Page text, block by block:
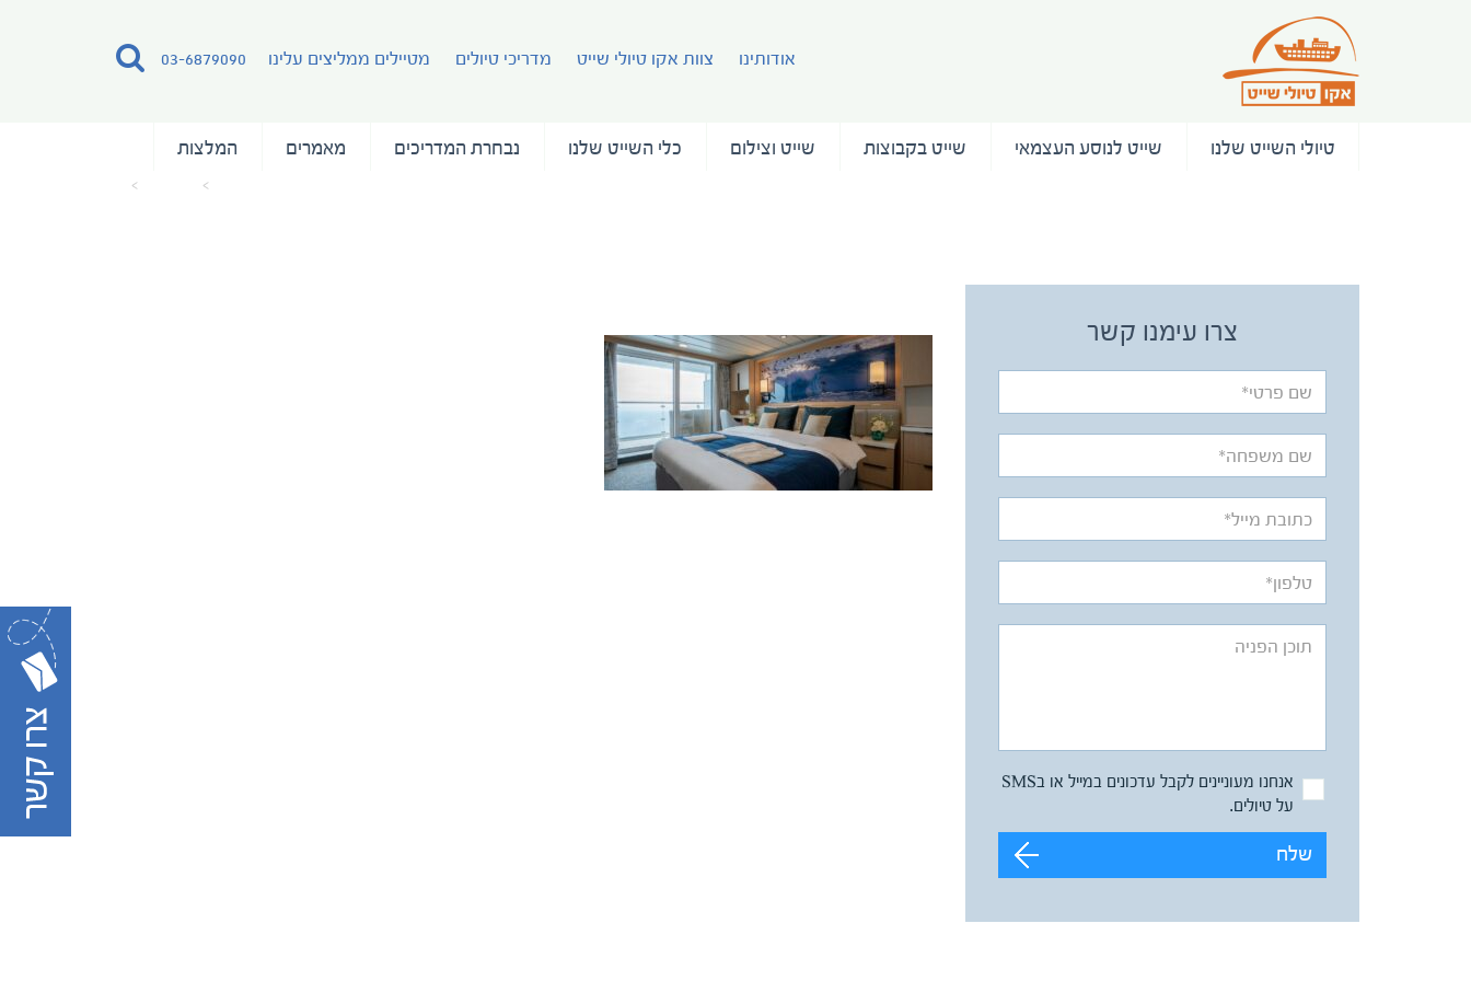
03-6879090 אודותינו צוות אקו טיולי שייט מדריכי טיולים מטיילים ממליצים עלינו
טיולי השייט שלנו שייט לנוסע העצמאי שייט בקבוצות שייט וצילום כלי השייט שלנו נבחרת המדריכים מאמרים המלצות
צרו עימנו קשר
אנחנו מעוניינים לקבל עדכונים במייל או בSMS
על טיולים.
שלח